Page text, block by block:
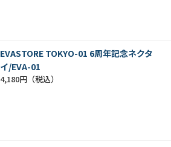
EVASTORE TOKYO-01 6周年記念ネクタ
イ/EVA-01
4,180円